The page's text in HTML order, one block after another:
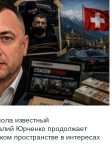
известный
Юрченко продолжает
пространстве в интересах